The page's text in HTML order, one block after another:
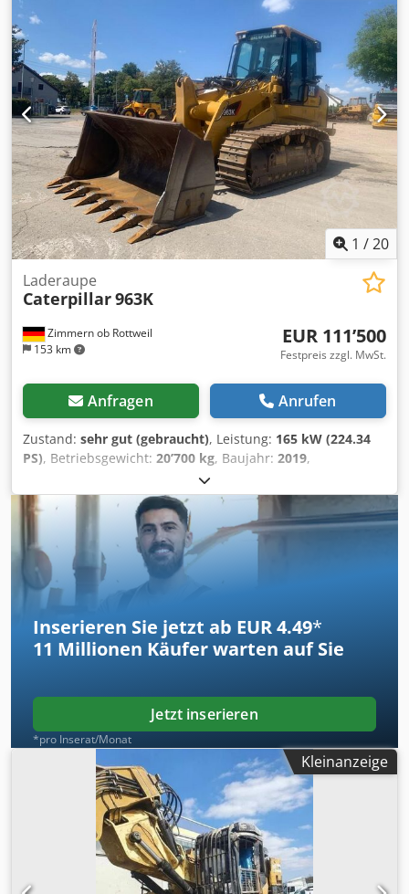
1 /20
Zimmern ob Rottweil
153 km
Laderaupe
Caterpillar963K
EUR 111’500
Festpreis zzgl. MwSt.
Anfragen Anrufen
Zustand: sehr gut (gebraucht), Leistung: 165 kW (224.34
PS), Betriebsgewicht: 20’700 kg, Baujahr: 2019,
, Ausstattung:
CATERPILLAR 963K Baujahr: 2019 Betriebsstunden: 8.171
Std Geschlossene Kabine Klimaanlage Radio
Rückfahrkamera Schaufel mit Zähnen Laufwerk ca. 70-80%
erhalten Bodenplatten: 550 mm breit Motor mit 165kW
Csdpfx Afeznirpedorf Ripper-Ventil CE/EPA Einsatzgewicht:
20.7 to.
Inserieren Sie jetzt ab EUR 4.49*
11 Millionen Käufer warten auf Sie
Jetzt inserieren
*pro Inserat/Monat
Kleinanzeige